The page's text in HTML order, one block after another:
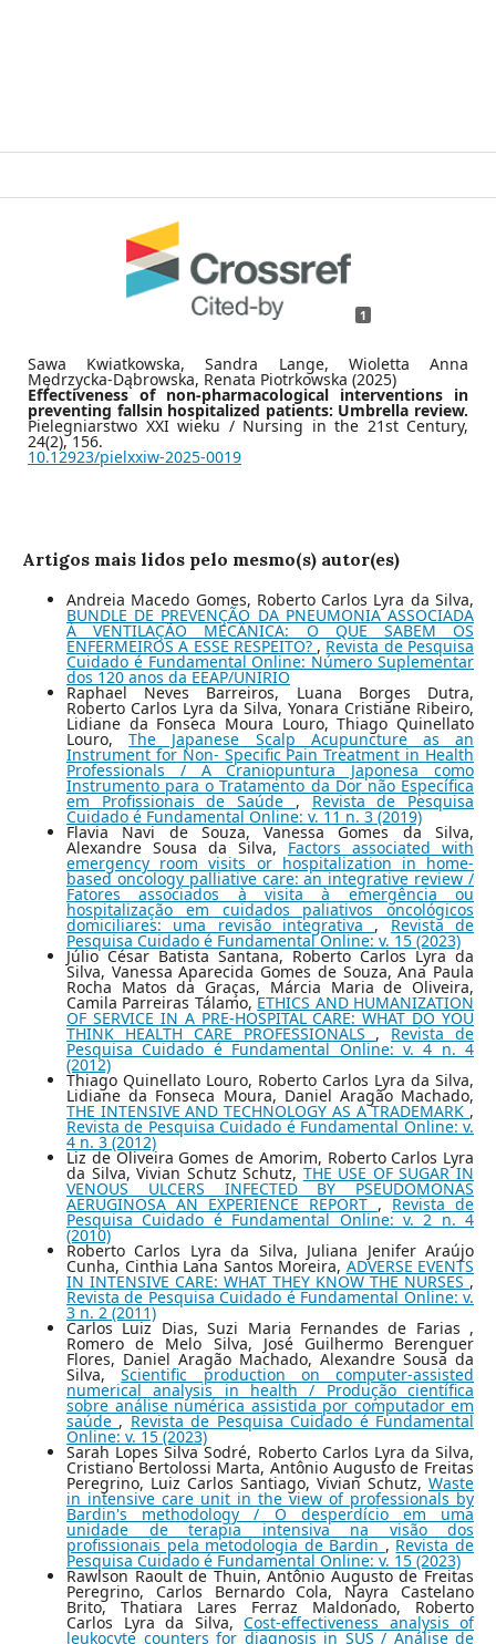
1
Sawa Kwiatkowska, Sandra Lange, Wioletta Anna
Mędrzycka-Dąbrowska, Renata Piotrkowska (2025)
Effectiveness of non-pharmacological interventions in
preventing fallsin hospitalized patients: Umbrella review.
Pielegniarstwo XXI wieku / Nursing in the 21st Century,
24(2),156.
10.12923/pielxxiw-2025-0019
Artigos mais lidos pelo mesmo(s) autor(es)
Andreia Macedo Gomes, Roberto Carlos Lyra da Silva,
BUNDLE DE PREVENÇÃO DA PNEUMONIA ASSOCIADA
À VENTILAÇÃO MECÂNICA: O QUE SABEM OS
ENFERMEIROS A ESSE RESPEITO? , Revista de Pesquisa
Cuidado é Fundamental Online: Número Suplementar
dos 120 anos da EEAP/UNIRIO
Raphael Neves Barreiros, Luana Borges Dutra,
Roberto Carlos Lyra da Silva, Yonara Cristiane Ribeiro,
Lidiane da Fonseca Moura Louro, Thiago Quinellato
Louro,The Japanese Scalp Acupuncture as an
Instrument for Non- Specific Pain Treatment in Health
Professionals / A Craniopuntura Japonesa como
Instrumento para o Tratamento da Dor não Específica
em Profissionais de Saúde , Revista de Pesquisa
Cuidado é Fundamental Online: v. 11 n. 3 (2019)
Flavia Navi de Souza, Vanessa Gomes da Silva,
Alexandre Sousa da Silva, Factors associated with
emergency room visits or hospitalization in home-
based oncology palliative care: an integrative review /
Fatores associados à visita à emergência ou
hospitalização em cuidados paliativos oncológicos
domiciliares: uma revisão integrativa , Revista de
Pesquisa Cuidado é Fundamental Online: v. 15 (2023)
Júlio César Batista Santana, Roberto Carlos Lyra da
Silva, Vanessa Aparecida Gomes de Souza, Ana Paula
Rocha Matos da Graças, Márcia Maria de Oliveira,
Camila Parreiras Tálamo, ETHICS AND HUMANIZATION
OF SERVICE IN A PRE-HOSPITAL CARE: WHAT DO YOU
THINK HEALTH CARE PROFESSIONALS , Revista de
Pesquisa Cuidado é Fundamental Online: v. 4 n. 4
(2012)
Thiago Quinellato Louro, Roberto Carlos Lyra da Silva,
Lidiane da Fonseca Moura, Daniel Aragão Machado,
THE INTENSIVE AND TECHNOLOGY AS A TRADEMARK ,
Revista de Pesquisa Cuidado é Fundamental Online: v.
4 n. 3 (2012)
Liz de Oliveira Gomes de Amorim, Roberto Carlos Lyra
da Silva, Vivian Schutz Schutz, THE USE OF SUGAR IN
VENOUS ULCERS INFECTED BY PSEUDOMONAS
AERUGINOSA AN EXPERIENCE REPORT , Revista de
Pesquisa Cuidado é Fundamental Online: v. 2 n. 4
(2010)
Roberto Carlos Lyra da Silva, Juliana Jenifer Araújo
Cunha, Cinthia Lana Santos Moreira, ADVERSE EVENTS
IN INTENSIVE CARE: WHAT THEY KNOW THE NURSES ,
Revista de Pesquisa Cuidado é Fundamental Online: v.
3 n. 2 (2011)
Carlos Luiz Dias, Suzi Maria Fernandes de Farias ,
Romero de Melo Silva, José Guilhermo Berenguer
Flores, Daniel Aragão Machado, Alexandre Sousa da
Silva,Scientific production on computer-assisted
numerical analysis in health / Produção científica
sobre análise numérica assistida por computador em
saúde , Revista de Pesquisa Cuidado é Fundamental
Online: v. 15 (2023)
Sarah Lopes Silva Sodré, Roberto Carlos Lyra da Silva,
Cristiano Bertolossi Marta, Antônio Augusto de Freitas
Peregrino, Luiz Carlos Santiago, Vivian Schutz, Waste
in intensive care unit in the view of professionals by
Bardin's methodology / O desperdício em uma
unidade de terapia intensiva na visão dos
profissionais pela metodologia de Bardin , Revista de
Pesquisa Cuidado é Fundamental Online: v. 15 (2023)
Rawlson Raoult de Thuin, Antônio Augusto de Freitas
Peregrino, Carlos Bernardo Cola, Nayra Castelano
Brito, Thatiara Lares Ferraz Maldonado, Roberto
Carlos Lyra da Silva, Cost-effectiveness analysis of
leukocyte counters for diagnosis in SUS / Análise de